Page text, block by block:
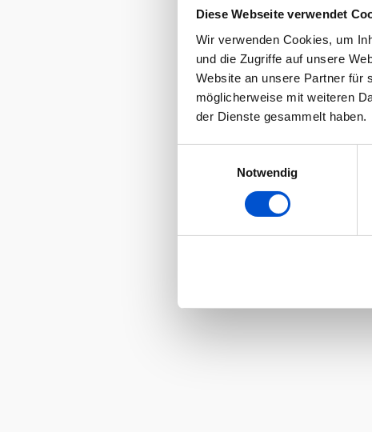
Diese Webseite verwendet
Wir verwenden Cookies, um
und die Zugriffe auf unsere
Website an unsere Partner für
möglicherweise mit weiteren
der Dienste gesammelt haben.
Notwendig